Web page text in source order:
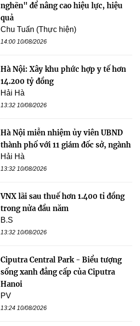
nghẽn" để nâng cao hiệu lực, hiệu
quả
Chu Tuấn (Thực hiện)
14:00 10/08/2026
Hà Nội: Xây khu phức hợp y tế hơn
14.200 tỷ đồng
Hải Hà
13:32 10/08/2026
Hà Nội miễn nhiệm ủy viên UBND
thành phố với 11 giám đốc sở, ngành
Hải Hà
13:32 10/08/2026
VNX lãi sau thuế hơn 1.400 tỉ đồng
trong nửa đầu năm
B.S
13:32 10/08/2026
Ciputra Central Park - Biểu tượng
sống xanh đẳng cấp của Ciputra
Hanoi
PV
13:24 10/08/2026